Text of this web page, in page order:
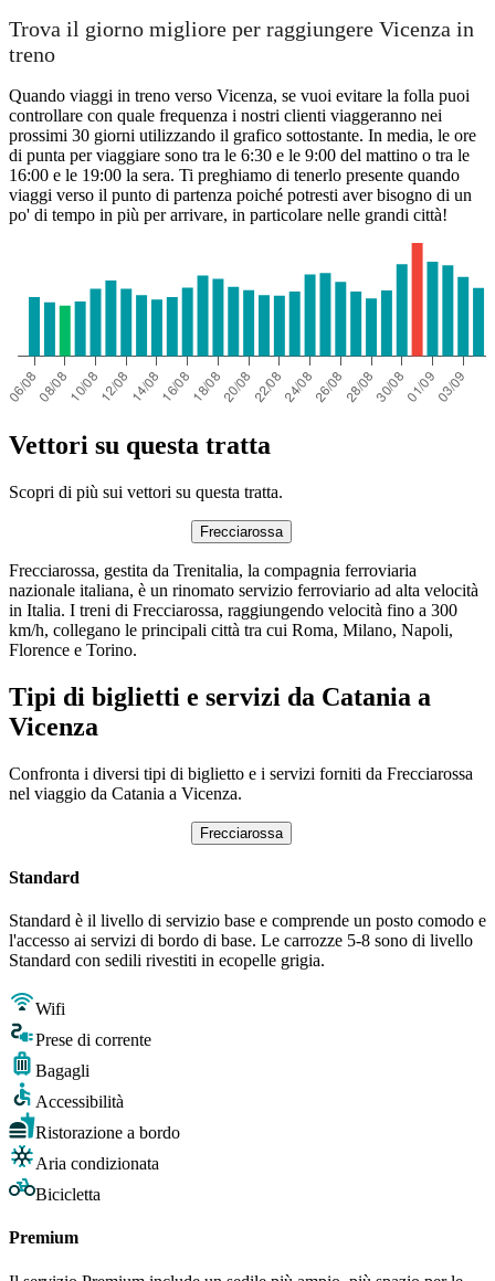
Trova il giorno migliore per raggiungere Vicenza in
treno
Quando viaggi in treno verso Vicenza, se vuoi evitare la folla puoi
controllare con quale frequenza i nostri clienti viaggeranno nei
prossimi 30 giorni utilizzando il grafico sottostante. In media, le ore
di punta per viaggiare sono tra le 6:30 e le 9:00 del mattino o tra le
16:00 e le 19:00 la sera. Ti preghiamo di tenerlo presente quando
viaggi verso il punto di partenza poiché potresti aver bisogno di un
po' di tempo in più per arrivare, in particolare nelle grandi città!
Vettori su questa tratta
Scopri di più sui vettori su questa tratta.
Frecciarossa
Frecciarossa, gestita da Trenitalia, la compagnia ferroviaria
nazionale italiana, è un rinomato servizio ferroviario ad alta velocità
in Italia. I treni di Frecciarossa, raggiungendo velocità fino a 300
km/h, collegano le principali città tra cui Roma, Milano, Napoli,
Florence e Torino.
Tipi di biglietti e servizi da Catania a
Vicenza
Confronta i diversi tipi di biglietto e i servizi forniti da Frecciarossa
nel viaggio da Catania a Vicenza.
Frecciarossa
Standard
Standard è il livello di servizio base e comprende un posto comodo e
l'accesso ai servizi di bordo di base. Le carrozze 5-8 sono di livello
Standard con sedili rivestiti in ecopelle grigia.
Wifi
Prese di corrente
Bagagli
Accessibilità
Ristorazione a bordo
Aria condizionata
Bicicletta
Premium